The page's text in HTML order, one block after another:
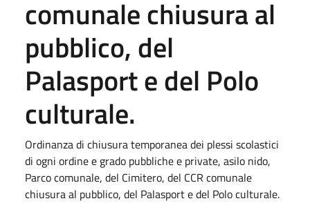
comunale chiusura al
pubblico, del
Palasport e del Polo
culturale.
Ordinanza di chiusura temporanea dei plessi scolastici
di ogni ordine e grado pubbliche e private, asilo nido,
Parco comunale, del Cimitero, del CCR comunale
chiusura al pubblico, del Palasport e del Polo culturale.